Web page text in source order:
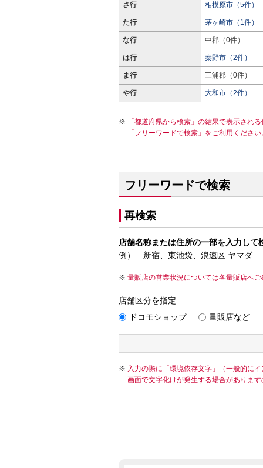
さ行 相模原市（5件）
た行 茅ヶ崎市（1件）
な行 中郡（0件）
は行 秦野市（2件）
ま行 三浦郡（0件）
や行 大和市（2件）
「都道府県から検索」の結果で表示され
「フリーワードで検索」をご利用ください
フリーワードで検索
再検索
店舗名称または住所の一部を入力して
例） 新宿、東池袋、浪速区 ヤマダ
量販店の営業状況については各量販店へ
店舗区分を指定
ドコモショップ
量販店など
入力の際に「環境依存文字」（一般的に
画面で文字化けが発生する場合がありま